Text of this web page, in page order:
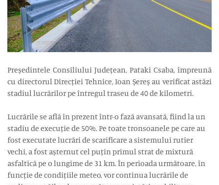
Președintele Consiliului Județean, Pataki Csaba, împreună
cu directorul Direcției Tehnice, Ioan Șereș au verificat astăzi
stadiul lucrărilor pe întregul traseu de 40 de kilometri.
Lucrările se află în prezent într-o fază avansată, fiind la un
stadiu de execuție de 50%. Pe toate tronsoanele pe care au
fost executate lucrări de scarificare a sistemului rutier
vechi, a fost așternut cel puțin primul strat de mixtură
asfaltică pe o lungime de 31 km. În perioada următoare, în
funcție de condițiile meteo, vor continua lucrările de